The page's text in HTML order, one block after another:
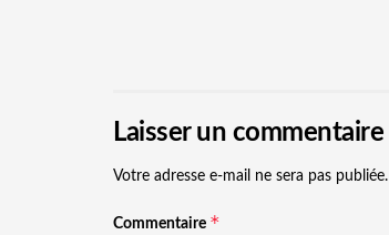
Laisser un commentaire
Votre adresse e-mail ne sera pas publiée.
Commentaire *